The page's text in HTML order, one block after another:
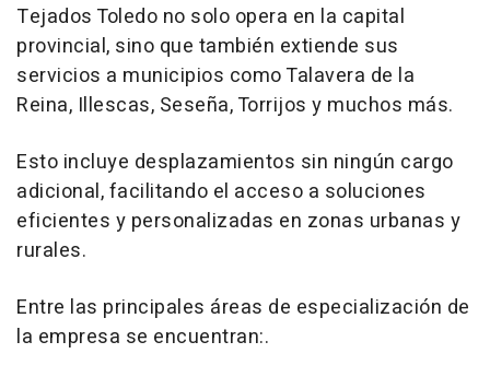
Tejados Toledo no solo opera en la capital
provincial, sino que también extiende sus
servicios a municipios como Talavera de la
Reina, Illescas, Seseña, Torrijos y muchos más.
Esto incluye desplazamientos sin ningún cargo
adicional, facilitando el acceso a soluciones
eficientes y personalizadas en zonas urbanas y
rurales.
Entre las principales áreas de especialización de
la empresa se encuentran:.